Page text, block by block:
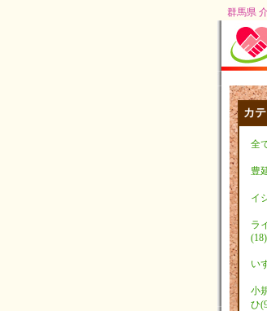
群馬県
カ
全
豊
イ
ラ
(18)
い
小
ひ